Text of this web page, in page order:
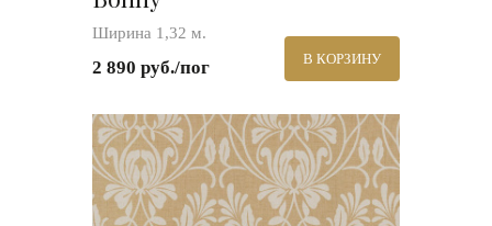
Ширина 1,32 м.
2 890 руб./пог В КОРЗИНУ